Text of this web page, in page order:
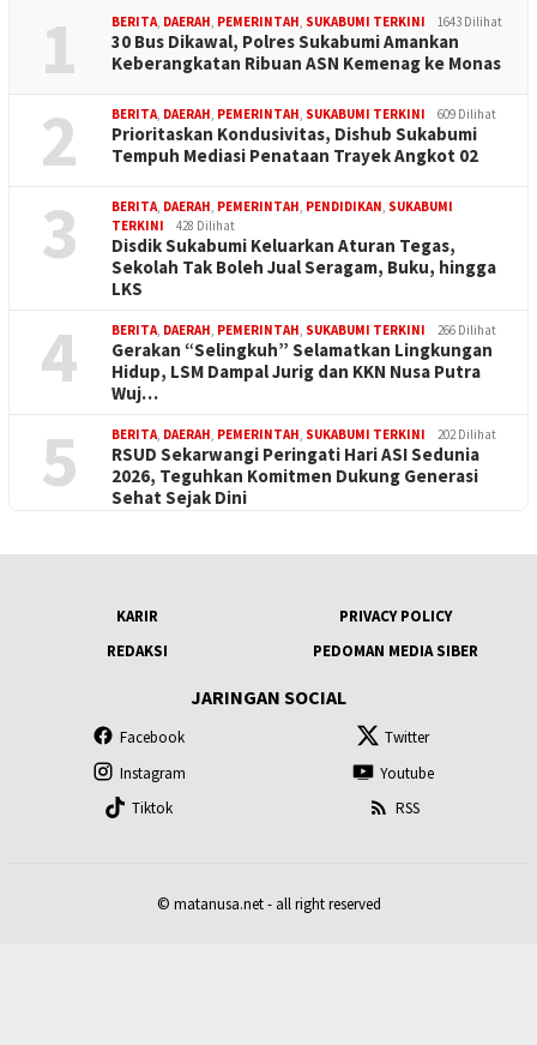
1 BERITA DAERAH PEMERINTAH SUKABUMI TERKINI 1643 Dilihat
30 Bus Dikawal, Polres Sukabumi Amankan
Keberangkatan Ribuan ASN Kemenag ke Monas
2 BERITA DAERAH PEMERINTAH SUKABUMI TERKINI 609 Dilihat
Prioritaskan Kondusivitas, Dishub Sukabumi
Tempuh Mediasi Penataan Trayek Angkot 02
3 BERITA DAERAH PEMERINTAH PENDIDIKAN SUKABUMI
TERKINI
428 Dilihat
Disdik Sukabumi Keluarkan Aturan Tegas,
Sekolah Tak Boleh Jual Seragam, Buku, hingga
LKS
4 BERITA DAERAH PEMERINTAH SUKABUMI TERKINI 266 Dilihat
Gerakan “Selingkuh” Selamatkan Lingkungan
Hidup, LSM Dampal Jurig dan KKN Nusa Putra
Wuj…
5 BERITA DAERAH PEMERINTAH SUKABUMI TERKINI 202 Dilihat
RSUD Sekarwangi Peringati Hari ASI Sedunia
2026, Teguhkan Komitmen Dukung Generasi
Sehat Sejak Dini
KARIR
PRIVACY POLICY
REDAKSI
PEDOMAN MEDIA SIBER
JARINGAN SOCIAL
Facebook
Twitter
Instagram
Youtube
Tiktok
RSS
© matanusa.net - all right reserved